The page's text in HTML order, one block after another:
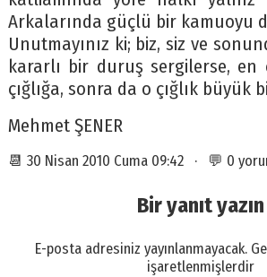
Arkalarında güçlü bir kamuoyu
Unutmayınız ki; biz, siz ve
kararlı bir duruş sergilerse, en
çığlığa, sonra da o çığlık büyük
Mehmet ŞENER
📆 30 Nisan 2010 Cuma 09:42 · 💬 0
Bir yanıt yazın
E-posta adresiniz yayınlanmayacak.
işaretlenmişlerdir